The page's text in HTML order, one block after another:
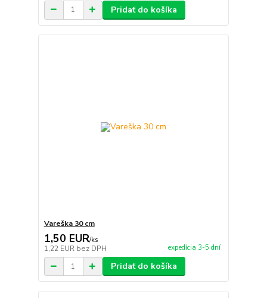
Pridať do košíka
Vareška 30 cm
1,50 EUR/ks
1,22 EUR bez DPH expedícia 3-5 dní
Pridať do košíka